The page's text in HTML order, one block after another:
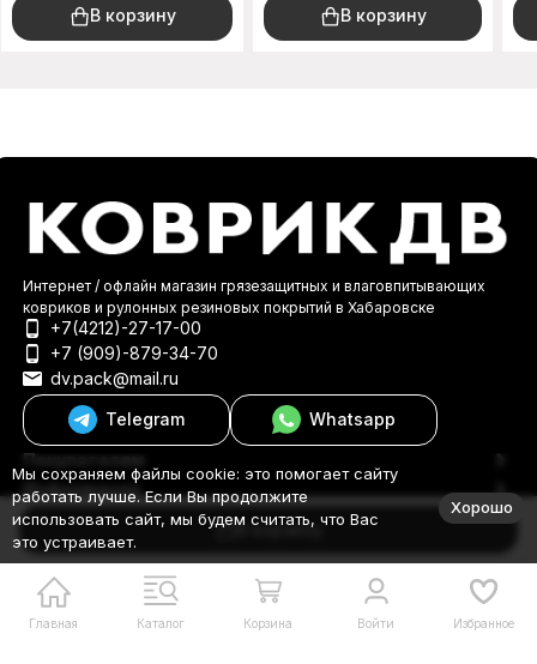
В корзину
В корзину В корзину
Главная Каталог Корзина Войти Избранное
Интернет / офлайн магазин грязезащитных и влаговпитывающих
ковриков и рулонных резиновых покрытий в Хабаровске
+7(4212)-27-17-00
+7 (909)-879-34-70
dv.pack@mail.ru
Telegram
Whatsapp
Покупателям
Информация
© 2000-2026 КоврикДВ
Мы сохраняем файлы cookie: это помогает сайту
работать лучше. Если Вы продолжите
использовать сайт, мы будем считать, что Вас
это устраивает.
Хорошо